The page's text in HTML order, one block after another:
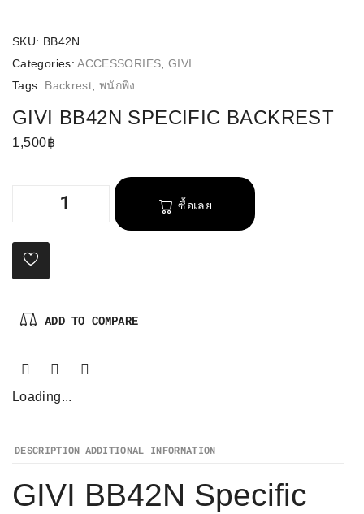
SKU: BB42N
Categories:ACCESSORIES ,GIVI
Tags: Backrest พนักพิง
GIVI BB42N SPECIFIC BACKREST
1,500฿
ซื้อเลย
ADD TO COMPARE
Loading...
DESCRIPTION ADDITIONAL INFORMATION
GIVI BB42N Specific